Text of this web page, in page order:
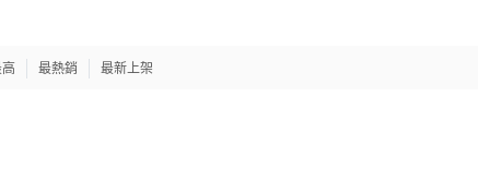
最熱銷 最新上架